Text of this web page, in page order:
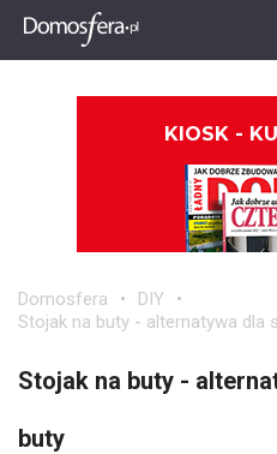
KIOSK -
Domosfera
DIY
Stojak na buty - alternatywa dla
Stojak na buty -
buty